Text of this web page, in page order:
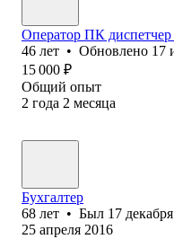
Оператор ПК
46 лет • Обновлено 17
15 000 ₽
Общий опыт
2 года 2 месяца
Бухгалтер
68 лет • Был 17
25 апреля 2016